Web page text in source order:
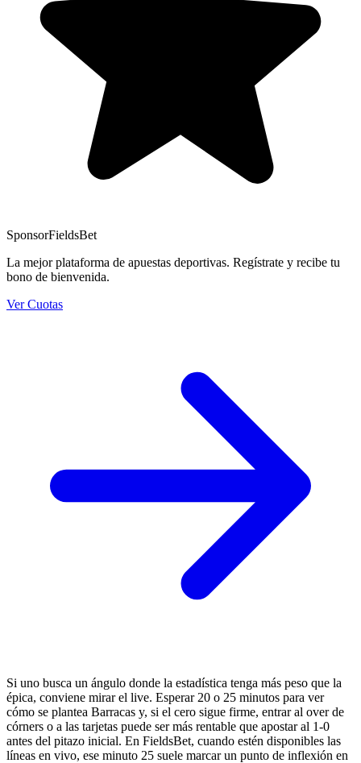
SponsorFieldsBet
La mejor plataforma de apuestas deportivas. Regístrate y recibe tu
bono de bienvenida.
Ver Cuotas
Si uno busca un ángulo donde la estadística tenga más peso que la
épica, conviene mirar el live. Esperar 20 o 25 minutos para ver
cómo se plantea Barracas y, si el cero sigue firme, entrar al over de
córners o a las tarjetas puede ser más rentable que apostar al 1-0
antes del pitazo inicial. En FieldsBet, cuando estén disponibles las
líneas en vivo, ese minuto 25 suele marcar un punto de inflexión en